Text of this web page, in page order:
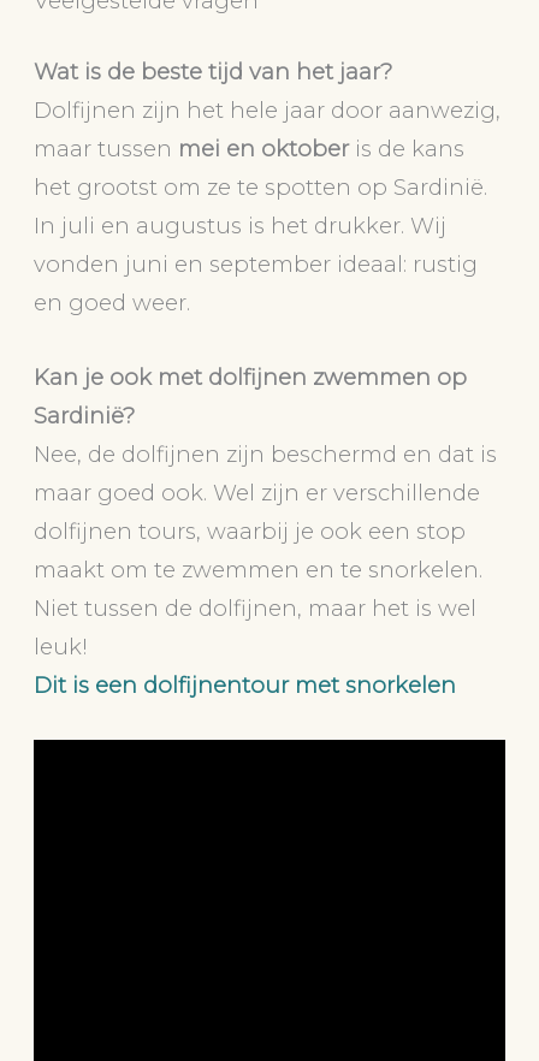
Wat is de beste tijd van het jaar?
Dolfijnen zijn het hele jaar door aanwezig,
maar tussen mei en oktoberis de kans
het grootst om ze te spotten op Sardinië.
In juli en augustus is het drukker. Wij
vonden juni en september ideaal: rustig
en goed weer.
Kan je ook met dolfijnen zwemmen op
Sardinië?
Nee, de dolfijnen zijn beschermd en dat is
maar goed ook. Wel zijn er verschillende
dolfijnen tours, waarbij je ook een stop
maakt om te zwemmen en te snorkelen.
Niet tussen de dolfijnen, maar het is wel
leuk!
Dit is een dolfijnentour met snorkelen